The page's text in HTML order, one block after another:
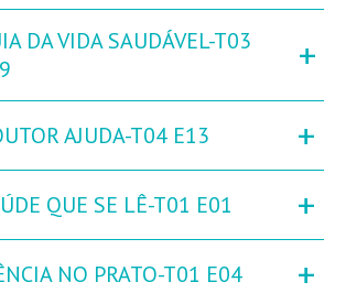
DA VIDA SAUDÁVEL-T03
+
AJUDA-T04 E13 +
QUE SE LÊ-T01 E01 +
NO PRATO-T01 E04 +